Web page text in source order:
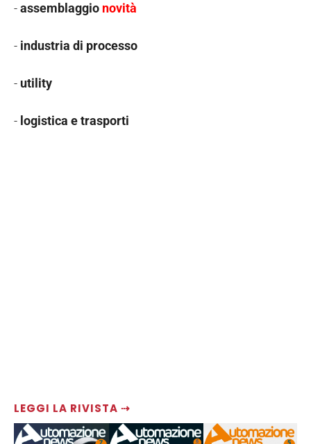
LEGGI LA RIVISTA ⇢
-assemblaggio novità
- industria di processo
- utility
- logistica etrasporti